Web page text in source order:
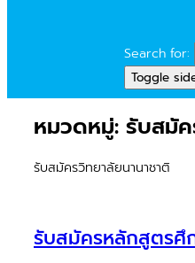
Search for:
Toggle
หมวดหมู่: รับสมัค
รับสมัครวิทยาลัยนานาชาติ
รับสมัครหลักสูตร